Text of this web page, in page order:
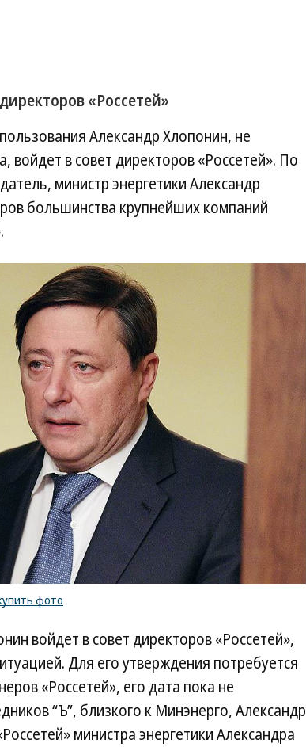
«Россетей»
Александр Хлопонин, не
войдет в совет директоров «Россетей». По
министр энергетики Александр
большинства крупнейших компаний
фото
войдет в совет директоров «Россетей»,
Для его утверждения потребуется
«Россетей», его дата пока не
“Ъ”, близкого к Минэнерго, Александр
министра энергетики Александра